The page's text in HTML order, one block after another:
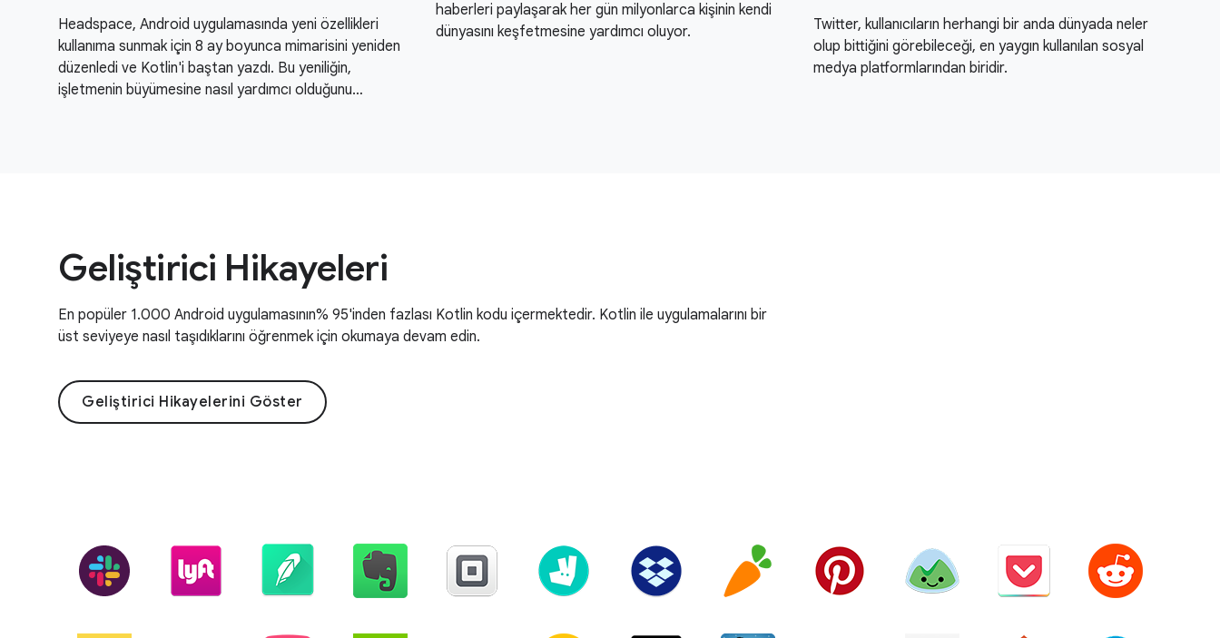
Headspace, Android uygulamasında yeni özellikleri
kullanıma sunmak için 8 ay boyunca mimarisini yeniden
düzenledi ve Kotlin'i baştan yazdı. Bu yeniliğin,
işletmenin büyümesine nasıl yardımcı olduğunu
haberleri paylaşarak her gün milyonlarca kişinin kendi
dünyasını keşfetmesine yardımcı oluyor.
Twitter, kullanıcıların herhangi bir anda dünyada neler
olup bittiğini görebileceği, en yaygın kullanılan sosyal
medya platformlarından biridir.
Geliştirici Hikayeleri
En popüler 1.000 Android uygulamasının% 95'inden fazlası Kotlin kodu içermektedir. Kotlin ile uygulamalarını bir
üst seviyeye nasıl taşıdıklarını öğrenmek için okumaya devam edin.
Geliştirici Hikayelerini Göster